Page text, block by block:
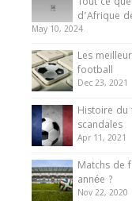
d’Afrique
May 10, 2024
Les
football
Dec 23, 2021
Histoire
scandales
Apr 11, 2021
Matchs de
année ?
Nov 22, 2020